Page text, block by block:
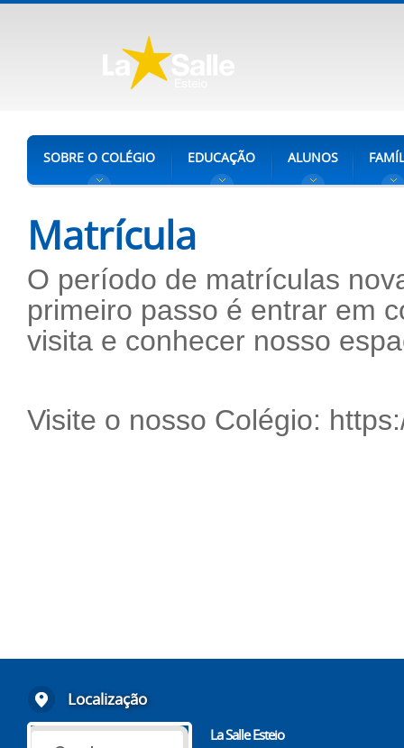
SOBRE O COLÉGIO EDUCAÇÃO ALUNOS
Matrícula
O período de matrículas
primeiro passo é entrar em
visita e conhecer nosso
Visite o nosso Colégio:
Localização
La Salle Esteio